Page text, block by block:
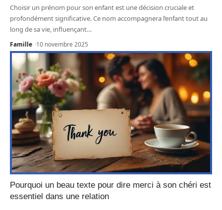
Choisir un prénom pour son enfant est une décision cruciale et
profondément significative. Ce nom accompagnera l’enfant tout au
long de sa vie, influençant…
Famille 10 novembre 2025
Pourquoi un beau texte pour dire merci à son chéri est
essentiel dans une relation